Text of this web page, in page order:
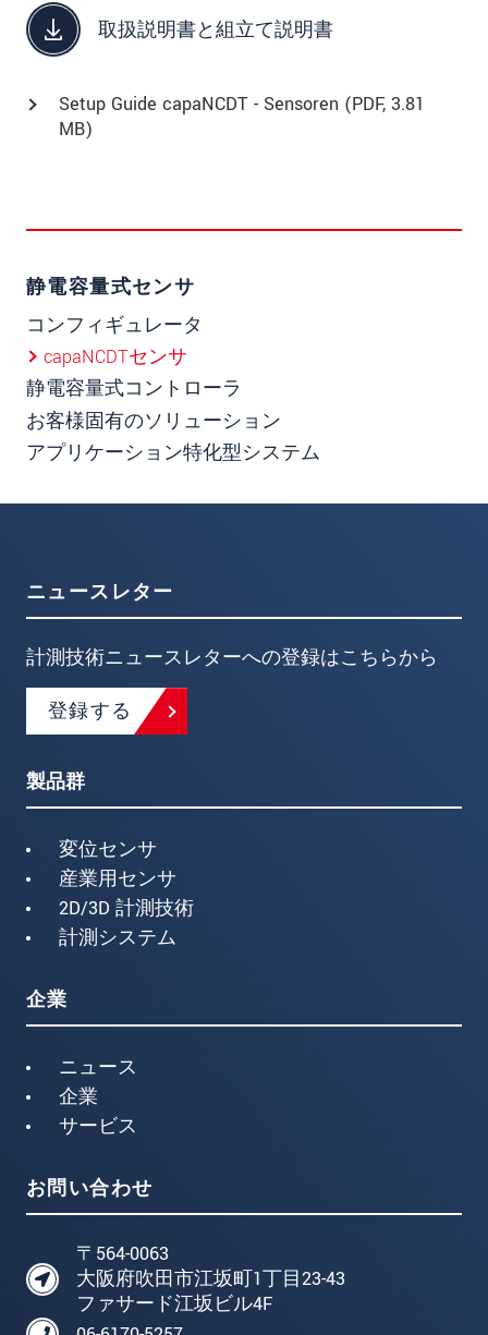
取扱説明書と組立て説明書
Setup Guide capaNCDT - Sensoren (PDF, 3.81
MB)
静電容量式センサ
コンフィギュレータ
capaNCDTセンサ
静電容量式コントローラ
お客様固有のソリューション
アプリケーション特化型システム
ニュースレター
計測技術ニュースレターへの登録はこちらから
登録する
製品群
変位センサ
産業用センサ
2D/3D 計測技術
計測システム
企業
ニュース
企業
サービス
お問い合わせ
〒564-0063
大阪府吹田市江坂町1丁目23-43
ファサード江坂ビル4F